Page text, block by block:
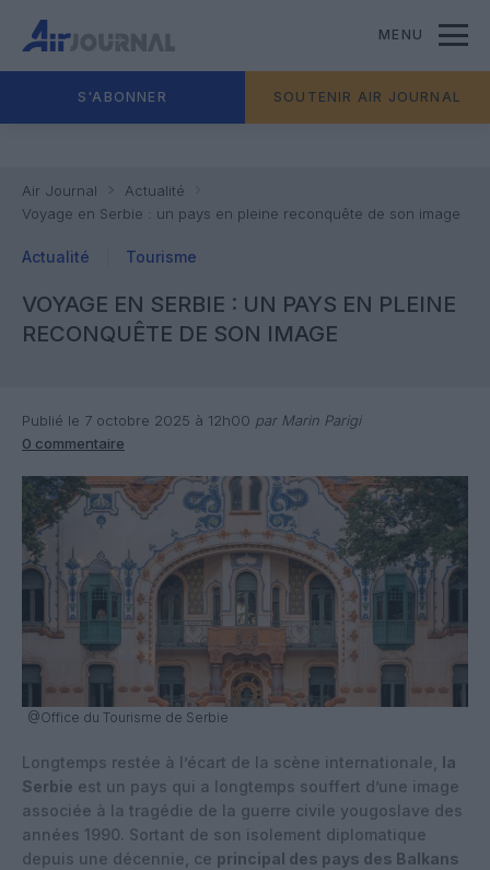
MENU
S'ABONNER SOUTENIR AIR JOURNAL
Air Journal
Actualité
Voyage en Serbie : un pays en pleine reconquête de son image
Actualité Tourisme
VOYAGE EN SERBIE : UN PAYS EN PLEINE
RECONQUÊTE DE SON IMAGE
Publié le 7 octobre 2025 à 12h00 par Marin Parigi
0 commentaire
@Office du Tourisme de Serbie
Longtemps restée à l’écart de la scène internationale, la
Serbie est un pays qui a longtemps souffert d’une image
associée à la tragédie de la guerre civile yougoslave des
années 1990. Sortant de son isolement diplomatique
depuis une décennie, ce principal des pays des Balkans